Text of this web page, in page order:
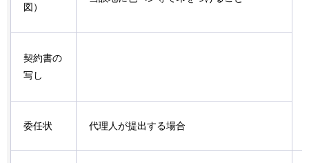
図）
契約書の
写し
委任状 代理人が提出する場合